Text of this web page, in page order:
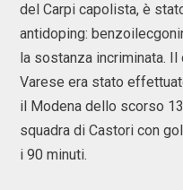
del Carpi capolista, è
antidoping:
la sostanza incriminata.
Varese era stato
il Modena dello scorso
squadra di Castori con
i 90 minuti.